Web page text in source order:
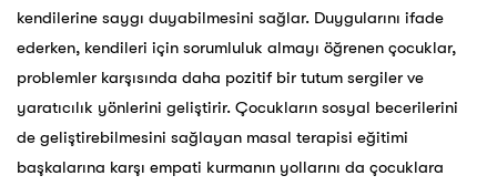
kendilerine saygı duyabilmesini sağlar. Duygularını ifade
ederken, kendileri için sorumluluk almayı öğrenen çocuklar,
problemler karşısında daha pozitif bir tutum sergiler ve
yaratıcılık yönlerini geliştirir. Çocukların sosyal becerilerini
de geliştirebilmesini sağlayan masal terapisi eğitimi
başkalarına karşı empati kurmanın yollarını da çocuklara